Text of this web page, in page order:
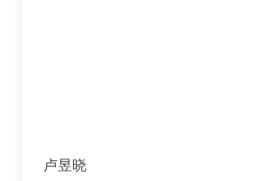
卢昱晓